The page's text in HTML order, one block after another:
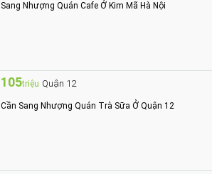
Sang Nhượng Quán Cafe Ở Kim Mã Hà Nội
105triệu Quận 12
Cần Sang Nhượng Quán Trà Sữa Ở Quận 12